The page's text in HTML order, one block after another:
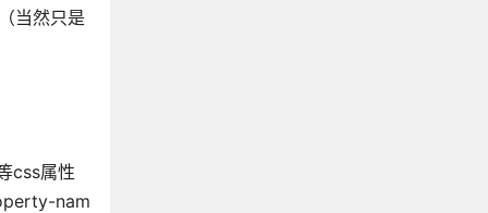
当然只是
css属性
nam